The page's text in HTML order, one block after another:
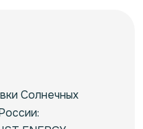
Солнечных